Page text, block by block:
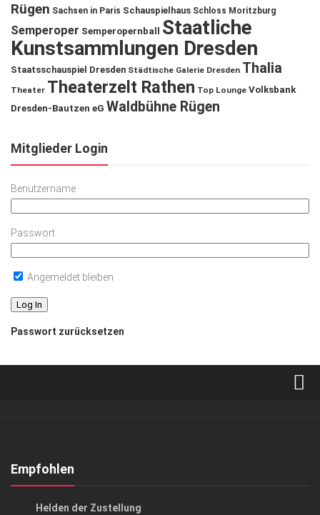
Rügen Sachsen in Paris Schauspielhaus Schloss Moritzburg
Semperoper Semperopernball
Staatliche
Kunstsammlungen Dresden
Staatsschauspiel Dresden Städtische Galerie Dresden Thalia
Theater Theaterzelt Rathen Top Lounge Volksbank
Dresden-Bautzen eG Waldbühne Rügen
Mitglieder Login
Benutzername
Passwort
Angemeldet bleiben
Passwort zurücksetzen
Kontakt, Impressum
Empfohlen
Helden der Zustellung